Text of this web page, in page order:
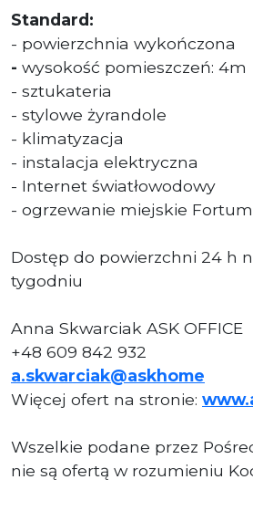
Standard:
- powierzchnia wykończona
- wysokość pomieszczeń: 4m
- sztukateria
- stylowe żyrandole
- klimatyzacja
- instalacja elektryczna
- Internet światłowodowy
- ogrzewanie miejskie Fortum
Dostęp do powierzchni 24 h
tygodniu
Anna Skwarciak ASK OFFICE
+48 609 842 932
a.skwarciak@askhome
Więcej ofert na stronie:
Wszelkie podane przez
nie są ofertą w rozumieniu